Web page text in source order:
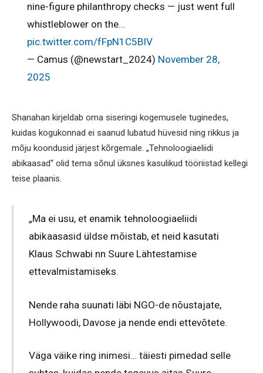
nine-figure philanthropy checks — just went full
whistleblower on the…
pic.twitter.com/fFpN1C5BlV
— Camus (@newstart_2024) November 28,
2025
Shanahan kirjeldab oma siseringi kogemusele tuginedes,
kuidas kogukonnad ei saanud lubatud hüvesid ning rikkus ja
mõju koondusid järjest kõrgemale. „Tehnoloogiaeliidi
abikaasad“ olid tema sõnul üksnes kasulikud tööriistad kellegi
teise plaanis.
„Ma ei usu, et enamik tehnoloogiaeliidi
abikaasasid üldse mõistab, et neid kasutati
Klaus Schwabi nn Suure Lähtestamise
ettevalmistamiseks.
Nende raha suunati läbi NGO-de nõustajate,
Hollywoodi, Davose ja nende endi ettevõtete.
Väga väike ring inimesi… täiesti pimedad selle